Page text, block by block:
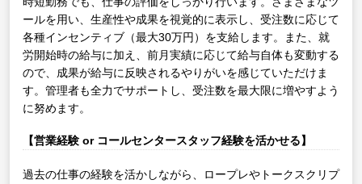
ールを用い、生産性や成果を視覚的に表示し、受注数に応じて
各種インセンティブ（最大30万円）を支給します。また、就
労開始時の給与に加え、前月実績に応じて給与自体も変動する
ので、成果が給与に反映されるやりがいを感じていただけま
す。管理者も全力でサポートし、受注数を最大限に増やすよう
に努めます。
【営業経験 or コールセンタースタッフ経験を活かせる】
過去の仕事の経験を活かしながら、ロープレやトークスクリプ